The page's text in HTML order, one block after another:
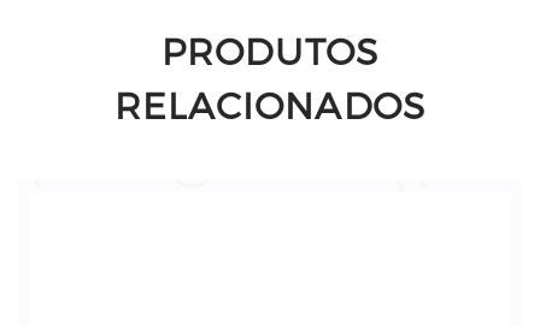
PRODUTOS
RELACIONADOS